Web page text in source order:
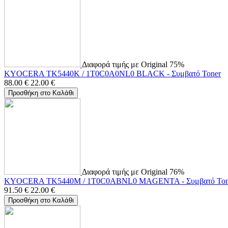
Διαφορά τιμής με Original 75%
KYOCERA TK5440K / 1T0C0A0NL0 BLACK - Συμβατό Toner
88.00 € 22.00 €
Προσθήκη στο Καλάθι
Διαφορά τιμής με Original 76%
KYOCERA TK5440M / 1T0C0ABNL0 MAGENTA - Συμβατό
91.50 € 22.00 €
Προσθήκη στο Καλάθι